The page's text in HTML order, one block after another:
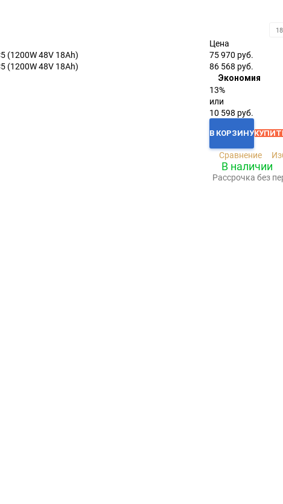
18
Цена
75 970 руб.
86 568 руб.
Экономия
13%
или
10 598 руб.
В КОРЗИНУ
Сравнение
В наличии
Рассрочка без